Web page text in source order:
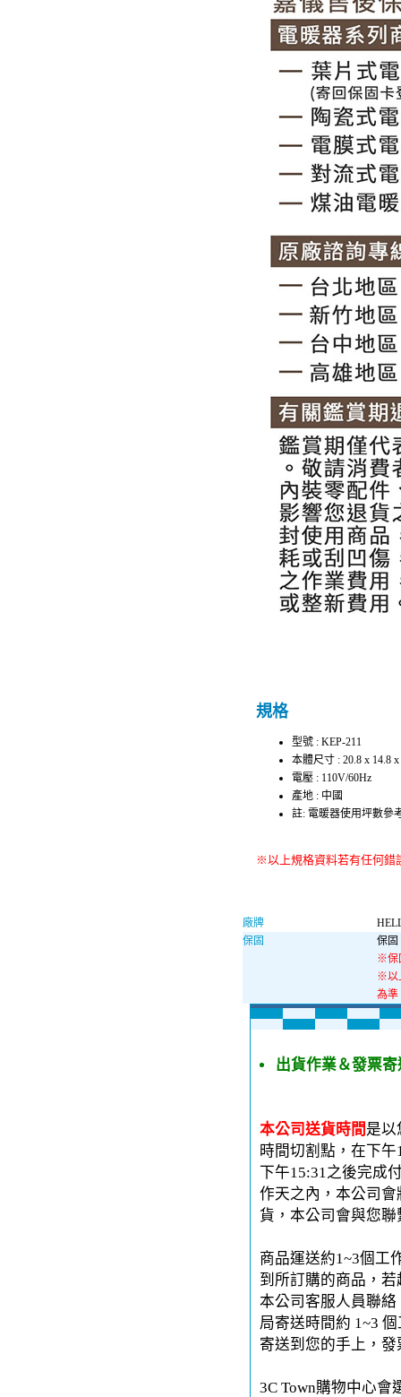
規格
型號 : KEP-211
本體尺寸 : 20.8 x 14.8
電壓 : 110V/60Hz
產地 : 中國
註: 電暖器使用坪數參
※以上規格資料若有任何錯
廠牌
保固
保固
※保
※以
為準
出貨作業＆發票寄
本公司送貨時間 是以
時間切割點，在下
下午15:31之後完成
作天之內，本公司
貨，本公司會與您
商品運送約1~3個工
到所訂購的商品，
本公司客服人員聯
局寄送時間約 1~3
寄送到您的手上，
3C Town購物中心